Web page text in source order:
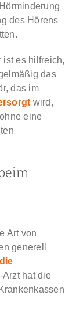
des Hörens
ist es hilfreich,
das
das im
wird,
eine
Art von
generell
hat die